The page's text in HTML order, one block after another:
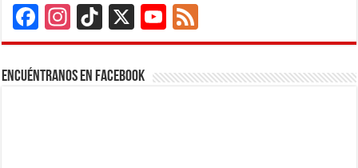
Facebook
Instagram
TikTok
X
YouTube
Channel
Encuéntranos en Facebook